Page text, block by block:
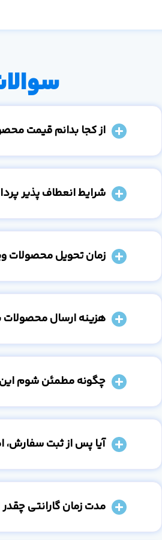
از کجا بدانم قیمت
شرایط انعطاف پذیر
زمان تحویل محصولات
هزینه ارسال
چگونه مطمئن شوم
آیا پس از ثبت سفارش،
مدت زمان گارانتی